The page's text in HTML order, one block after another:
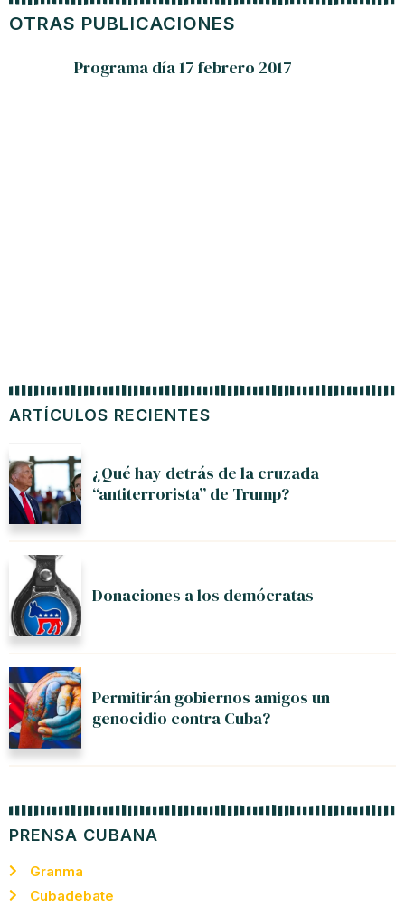
ARTÍCULOS RECIENTES
¿Qué hay detrás de la cruzada
“antiterrorista” de Trump?
Donaciones a los demócratas
Permitirán gobiernos amigos un
genocidio contra Cuba?
PRENSA CUBANA
Granma
Cubadebate
OTRAS PUBLICACIONES
Programa día 17 febrero 2017